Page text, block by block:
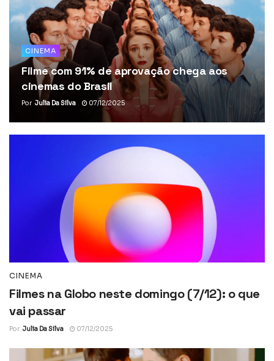
CINEMA
Filme com 91% de aprovação chega aos
cinemas do Brasil
Por Julia Da Silva 07/12/2025
CINEMA
Filmes na Globo neste domingo (7/12): o que
vai passar
Por Julia Da Silva 07/12/2025